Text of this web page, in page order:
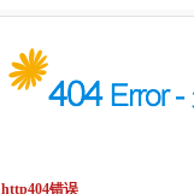
http404错误